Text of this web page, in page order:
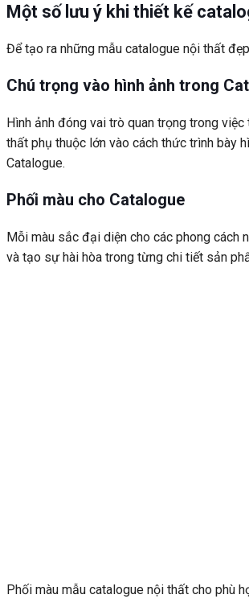
Một số lưu ý khi thiết kế
Để tạo ra những mẫu catalogue nội thất
Chú trọng vào hình ảnh trong
Hình ảnh đóng vai trò quan trọng trong
thất phụ thuộc lớn vào cách thức trình bày
Catalogue.
Phối màu cho Catalogue
Mỗi màu sắc đại diện cho các phong cách
và tạo sự hài hòa trong từng chi tiết sản
Phối màu mẫu catalogue nội thất cho phù